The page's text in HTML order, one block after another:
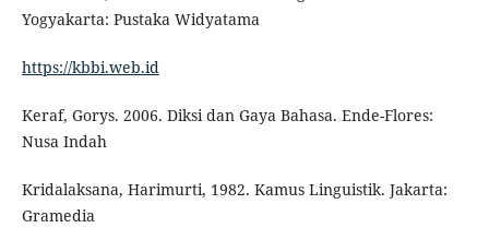
Yogyakarta: Pustaka Widyatama
https://kbbi.web.id
Keraf, Gorys. 2006. Diksi dan Gaya Bahasa. Ende-Flores:
Nusa Indah
Kridalaksana, Harimurti, 1982. Kamus Linguistik. Jakarta:
Gramedia